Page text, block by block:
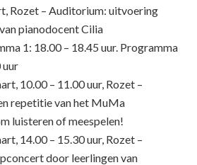
Rozet – Auditorium: uitvoering
pianodocent Cilia
1: 18.00 – 18.45 uur. Programma
uur
10.00 – 11.00 uur, Rozet –
repetitie van het MuMa
luisteren of meespelen!
14.00 – 15.30 uur, Rozet –
door leerlingen van